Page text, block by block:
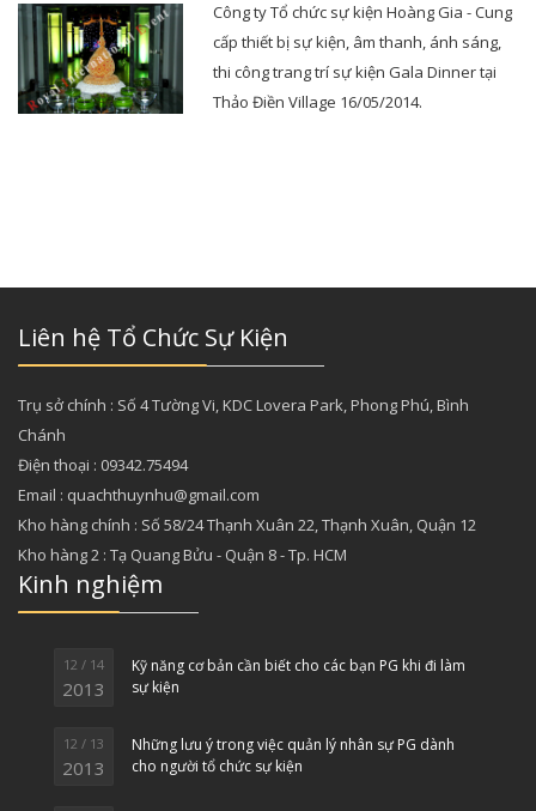
Công ty Tổ chức sự kiện Hoàng Gia - Cung
cấp thiết bị sự kiện, âm thanh, ánh sáng,
thi công trang trí sự kiện Gala Dinner tại
Thảo Điền Village 16/05/2014.
Liên hệ Tổ Chức Sự Kiện
Trụ sở chính : Số 4 Tường Vi, KDC Lovera Park, Phong Phú, Bình
Chánh
Điện thoại : 09342.75494
Email : quachthuynhu@gmail.com
Kho hàng chính : Số 58/24 Thạnh Xuân 22, Thạnh Xuân, Quận 12
Kho hàng 2 : Tạ Quang Bửu - Quận 8 - Tp. HCM
Kinh nghiệm
12 / 14
2013
Kỹ năng cơ bản cần biết cho các bạn PG khi đi làm
sự kiện
12 / 13
2013
Những lưu ý trong việc quản lý nhân sự PG dành
cho người tổ chức sự kiện